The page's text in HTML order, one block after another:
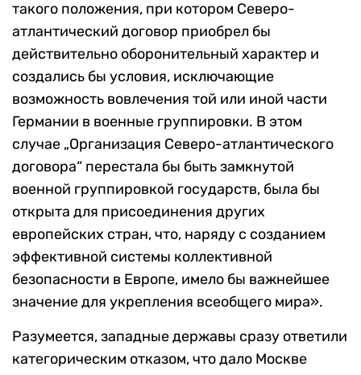
такого положения, при котором Северо-
атлантический договор приобрел бы
действительно оборонительный характер и
создались бы условия, исключающие
возможность вовлечения той или иной части
Германии в военные группировки. В этом
случае „Организация Северо-атлантического
договора“ перестала бы быть замкнутой
военной группировкой государств, была бы
открыта для присоединения других
европейских стран, что, наряду с созданием
эффективной системы коллективной
безопасности в Европе, имело бы важнейшее
значение для укрепления всеобщего мира».
Разумеется, западные державы сразу ответили
категорическим отказом, что дало Москве